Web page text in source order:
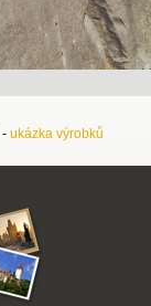
- ukázka výrobků